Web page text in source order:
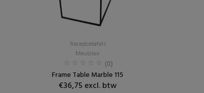
Receptietafels
Meubilair
(0)
Frame Table Marble 115
€36,75 excl. btw